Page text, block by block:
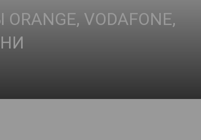
VODAFONE,